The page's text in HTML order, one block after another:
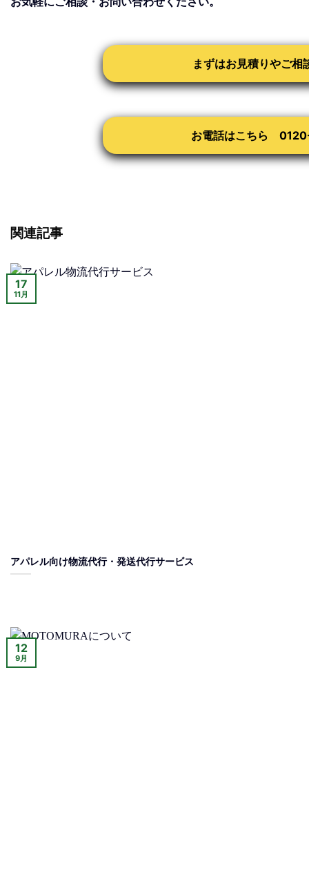
まずはお見積りやご相
お電話はこちら
関連記事
アパレル向け物流代行・発送代行サービス
17
11月
12
9月